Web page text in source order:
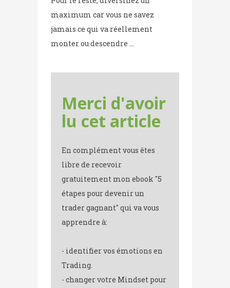
maximum car vous ne savez
jamais ce qui va réellement
monter ou descendre …
Merci d'avoir
lu cet article
En complément vous êtes
libre de recevoir
gratuitement mon ebook "5
étapes pour devenir un
trader gagnant" qui va vous
apprendre à:
- identifier vos émotions en
Trading.
- changer votre Mindset pour